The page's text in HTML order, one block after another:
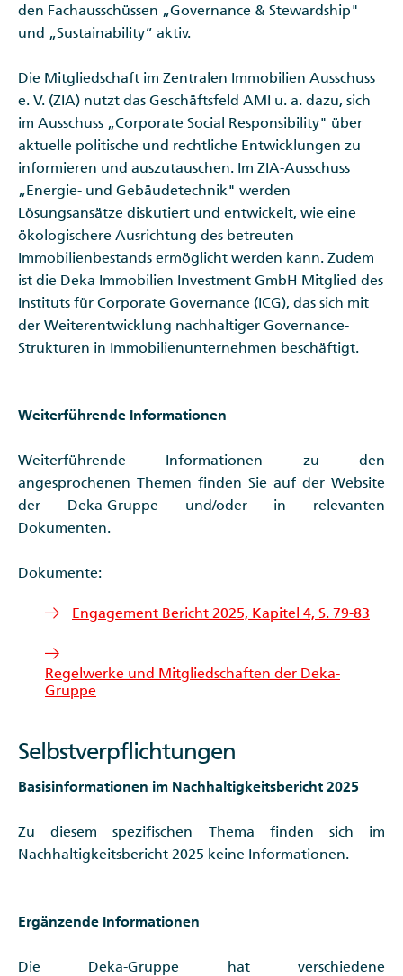
den Fachausschüssen „Governance & Stewardship"
und „Sustainability“ aktiv.
Die Mitgliedschaft im Zentralen Immobilien Ausschuss
e. V. (ZIA) nutzt das Geschäftsfeld AMI u. a. dazu, sich
im Ausschuss „Corporate Social Responsibility" über
aktuelle politische und rechtliche Entwicklungen zu
informieren und auszutauschen. Im ZIA-Ausschuss
„Energie- und Gebäudetechnik" werden
Lösungsansätze diskutiert und entwickelt, wie eine
ökologischere Ausrichtung des betreuten
Immobilienbestands ermöglicht werden kann. Zudem
ist die Deka Immobilien Investment GmbH Mitglied des
Instituts für Corporate Governance (ICG), das sich mit
der Weiterentwicklung nachhaltiger Governance-
Strukturen in Immobilienunternehmen beschäftigt.
Weiterführende Informationen
Weiterführende Informationen zu den
angesprochenen Themen finden Sie auf der Website
der Deka-Gruppe und/oder in relevanten
Dokumenten.
Dokumente:
Engagement Bericht 2025, Kapitel 4, S. 79-83
Regelwerke und Mitgliedschaften der Deka-
Gruppe
Selbstverpflichtungen
Basisinformationen im Nachhaltigkeitsbericht 2025
Zu diesem spezifischen Thema finden sich im
Nachhaltigkeitsbericht 2025 keine Informationen.
Ergänzende Informationen
Die Deka-Gruppe hat verschiedene